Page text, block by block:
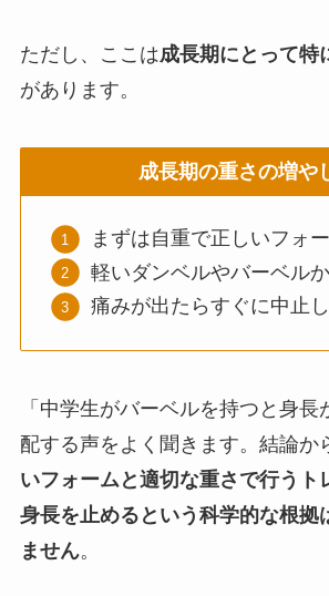
ただし、ここは成長期にとって特
があります。
成長期の重さの増や
まずは自重で正しいフォ
軽いダンベルやバーベル
痛みが出たらすぐに中止
「中学生がバーベルを持つと身
配する声をよく聞きます。結論か
いフォームと適切な重さで行うト
身長を止めるという科学的な根拠
ません。